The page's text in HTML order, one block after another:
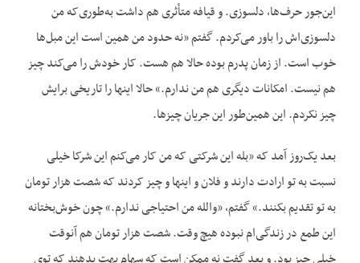
این‌جور حرف‌ها، دلسوزی. و قیافه متأثری هم داشت به‌طوری‌که من
دلسوزی‌اش را باور می‌کردم. گفتم «نه حدود من همین است این مبل‌ها
خوب است. از زمان پدرم بوده حالا هم هست. کار خودش را می‌کند چیز
هم نیست. امکانات دیگری هم من ندارم.» حالا اینها را تاریخی برایش
چیز نکردم. این همین‌طور این جریان چیزها.
بعد یک‌روز آمد که «بله این شرکتی که من کار می‌کنم این شرکا خیلی
نسبت به تو ارادت دارند و فلان و اینها و چیز کردند که شصت هزار تومان
به تو تقدیم بکنند.» گفتم، «والله من احتیاجی ندارم.» چون خوش‌بختانه
این طمع در زندگی‌ام نبوده هیچ وقت. شصت هزار تومان هم آنوقت